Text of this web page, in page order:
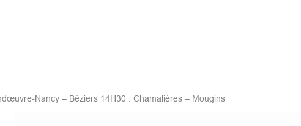
Nancy – Béziers 14H30 : Chamalières – Mougins